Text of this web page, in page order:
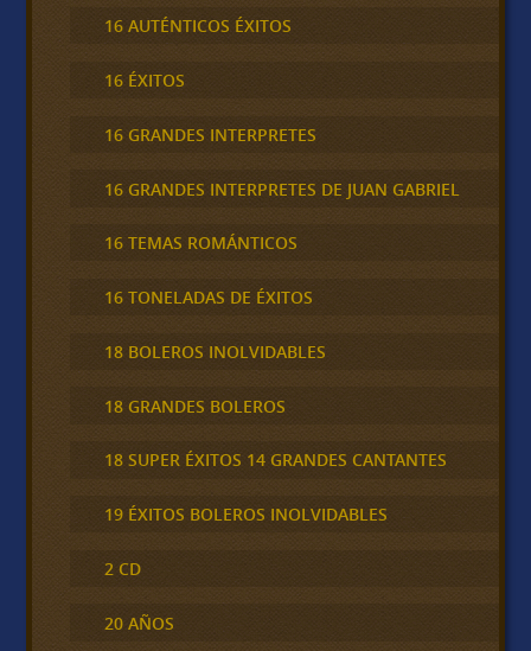
16 AUTÉNTICOS ÉXITOS
16 ÉXITOS
16 GRANDES INTERPRETES
16 GRANDES INTERPRETES DE JUAN GABRIEL
16 TEMAS ROMÁNTICOS
16 TONELADAS DE ÉXITOS
18 BOLEROS INOLVIDABLES
18 GRANDES BOLEROS
18 SUPER ÉXITOS 14 GRANDES CANTANTES
19 ÉXITOS BOLEROS INOLVIDABLES
2 CD
20 AÑOS